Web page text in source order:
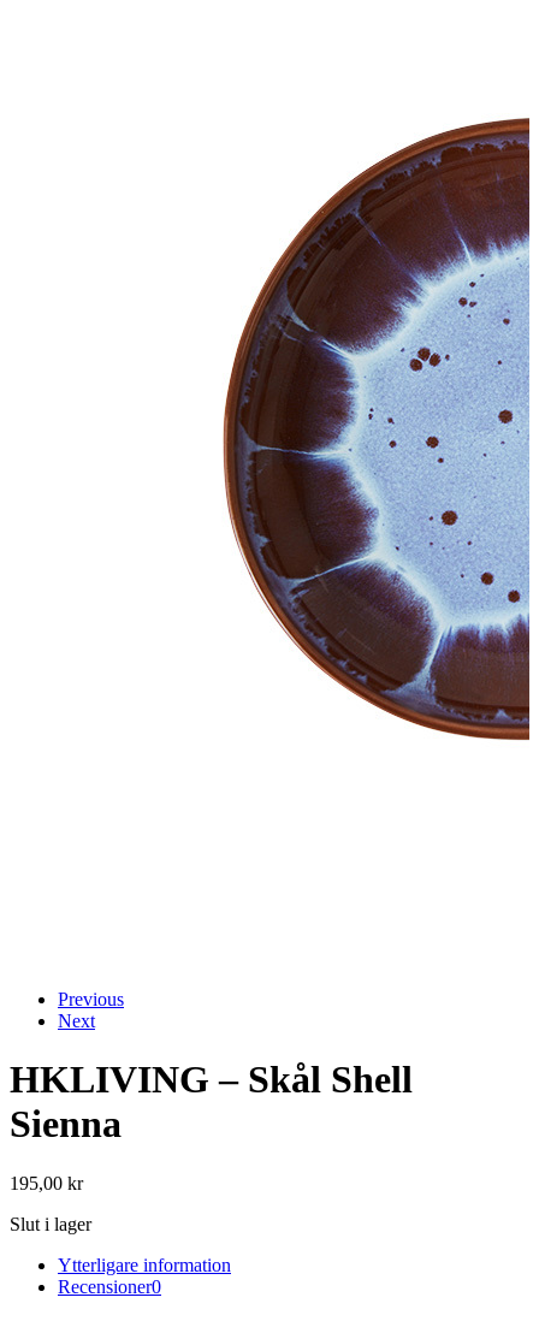
Previous
Next
HKLIVING – Skål Shell
Sienna
195,00 kr
Slut i lager
Ytterligare information
Recensioner0